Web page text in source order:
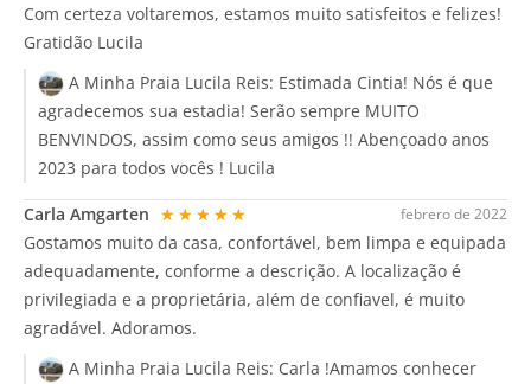
Com certeza voltaremos, estamos muito satisfeitos e felizes!
Gratidão Lucila
A Minha Praia Lucila Reis: Estimada Cintia! Nós é que
agradecemos sua estadia! Serão sempre MUITO
BENVINDOS, assim como seus amigos !! Abençoado anos
2023 para todos vocês ! Lucila
febrero de 2022
Carla Amgarten ★★★★★
Gostamos muito da casa, confortável, bem limpa e equipada
adequadamente, conforme a descrição. A localização é
privilegiada e a proprietária, além de confiavel, é muito
agradável. Adoramos.
A Minha Praia Lucila Reis: Carla !Amamos conhecer